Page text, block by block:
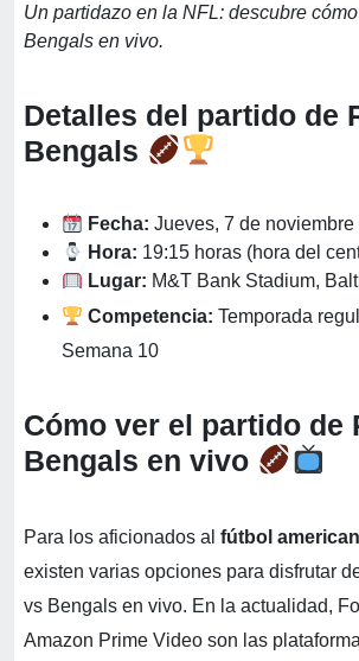
Un partidazo en la NFL: descubre
Bengals en vivo.
Detalles del partido de
Bengals
Fecha: Jueves, 7 de noviembre
Hora: 19:15 horas (hora del
Lugar: M&T Bank Stadium,
Competencia: Temporada
Semana 10
Cómo ver el partido de
Bengals en vivo
Para los aficionados al fútbol
existen varias opciones para disfrutar
vs Bengals en vivo. En la actualidad,
Amazon Prime Video son las